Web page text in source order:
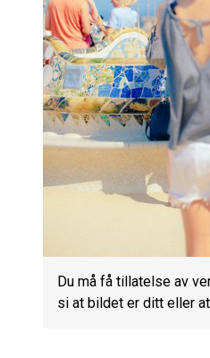
Du må få tillatelse av
si at bildet er ditt eller